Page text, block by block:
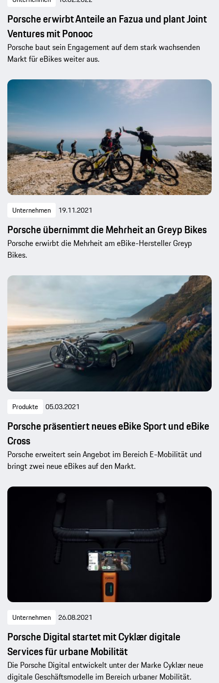
Porsche erwirbt Anteile an Fazua und plant Joint
Ventures mit Ponooc
Porsche baut sein Engagement auf dem stark wachsenden
Markt für eBikes weiter aus.
Unternehmen 19.11.2021
Porsche übernimmt die Mehrheit an Greyp Bikes
Porsche erwirbt die Mehrheit am eBike-Hersteller Greyp
Bikes.
Produkte 05.03.2021
Porsche präsentiert neues eBike Sport und eBike
Cross
Porsche erweitert sein Angebot im Bereich E-Mobilität und
bringt zwei neue eBikes auf den Markt.
Unternehmen 26.08.2021
Porsche Digital startet mit Cyklær digitale
Services für urbane Mobilität
Die Porsche Digital entwickelt unter der Marke Cyklær neue
digitale Geschäftsmodelle im Bereich urbaner Mobilität.